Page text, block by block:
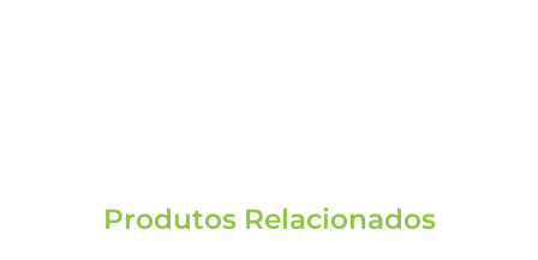
Produtos Relacionados